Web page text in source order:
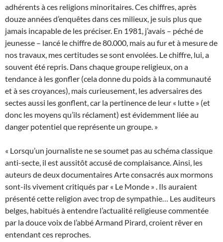
adhérents à ces religions minoritaires. Ces chiffres, après
douze années d’enquêtes dans ces milieux, je suis plus que
jamais incapable de les préciser. En 1981, j’avais – péché de
jeunesse – lancé le chiffre de 80.000, mais au fur et à mesure de
nos travaux, mes certitudes se sont envolées. Le chiffre, lui, a
souvent été repris. Dans chaque groupe religieux, on a
tendance à les gonfler (cela donne du poids à la communauté
et à ses croyances), mais curieusement, les adversaires des
sectes aussi les gonflent, car la pertinence de leur « lutte » (et
donc les moyens qu’ils réclament) est évidemment liée au
danger potentiel que représente un groupe. »
« Lorsqu’un journaliste ne se soumet pas au schéma classique
anti-secte, il est aussitôt accusé de complaisance. Ainsi, les
auteurs de deux documentaires Arte consacrés aux mormons
sont-ils vivement critiqués par « Le Monde » . Ils auraient
présenté cette religion avec trop de sympathie… Les auditeurs
belges, habitués à entendre l’actualité religieuse commentée
par la douce voix de l’abbé Armand Pirard, croient rêver en
entendant ces reproches.